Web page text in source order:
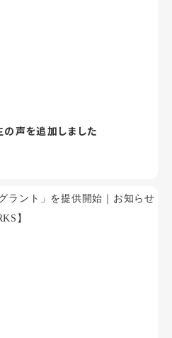
声を追加しました